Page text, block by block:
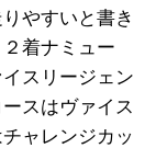
やすいと書き
着ナミュー
スリージェン
スはヴァイス
ャレンジカッ